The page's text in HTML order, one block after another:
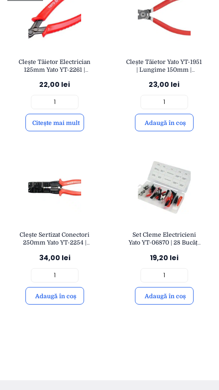
Clește Tăietor Electrician
125mm Yato YT-2261 |
Durabilitate pentru Tăiere
22,00 lei
Citește mai mult
Clește Tăietor Yato YT-1951
| Lungime 150mm |
Oțel CRV Durabil și
23,00 lei
Adaugă în coș
Clește Sertizat Conectori
250mm Yato YT-2254 |
4mm | Durabilitate și
34,00 lei
Adaugă în coș
Set Cleme Electricieni
Yato YT-06870 | 28 Bucăți
Accesorii pentru Cabluri
19,20 lei
Adaugă în coș